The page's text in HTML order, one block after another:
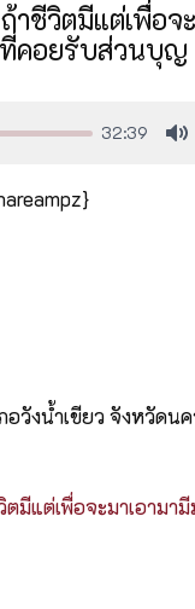
ชีวิตมีแต่เพื่อจะ
ที่คอยรับส่วนบุญ
32:39
วังน้ำเขียว จังหวัดน
แต่เพื่อจะมาเอามามี